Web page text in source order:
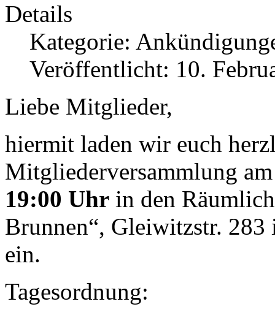
Details
Kategorie:
Veröffentlicht: 10.
Liebe Mitglieder,
hiermit laden wir euch
Mitgliederversammlung
19:00 Uhr in den
Brunnen“, Gleiwitzstr.
ein.
Tagesordnung: